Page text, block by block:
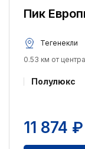
Пик
Тегенекли
0.53 км от центра
Полулюкс
11 874 ₽